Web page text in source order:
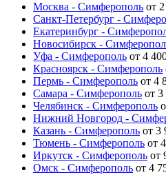
Москва - Симферополь от
Санкт-Петербург -
Екатеринбург -
Новосибирск -
Уфа - Симферополь от 4
Красноярск - Симферополь
Пермь - Симферополь от 4
Самара - Симферополь от 3
Челябинск - Симферополь
Нижний Новгород -
Казань - Симферополь от 3
Тюмень - Симферополь от
Иркутск - Симферополь от
Омск - Симферополь от 4